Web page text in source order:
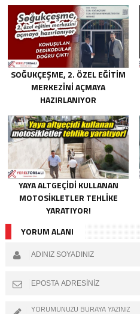
SOĞUKÇEŞME, 2. ÖZEL EĞITIM
MERKEZINI AÇMAYA
HAZIRLANIYOR
YAYA ALTGEÇIDI KULLANAN
MOTOSIKLETLER TEHLIKE
YARATIYOR!
YORUM ALANI